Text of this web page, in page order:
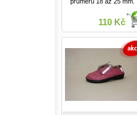
110 Kč